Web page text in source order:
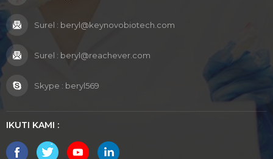
Surel : beryl@keynovobiotech.com
Surel : beryl@reachever.com
Skype : beryl569
IKUTI KAMI :